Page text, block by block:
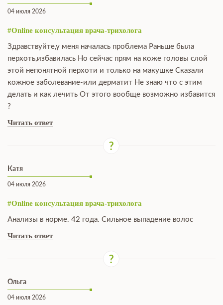
04 июля 2026
#Online консультация врача-трихолога
Здравствуйте,у меня началась проблема Раньше была
перхоть,избавилась Но сейчас прям на коже головы слой
этой непонятной перхоти и только на макушке Сказали
кожное заболевание-или дерматит Не знаю что с этим
делать и как лечить От этого вообще возможно избавится
?
Читать ответ
Катя
04 июля 2026
#Online консультация врача-трихолога
Анализы в норме. 42 года. Сильное выпадение волос
Читать ответ
Ольга
04 июля 2026